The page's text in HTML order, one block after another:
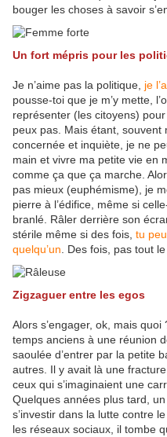
bouger les choses à savoir
Un fort mépris pour les
Je n’aime pas la politique, je
pousse-toi que je m’y mette,
représenter (les citoyens)
peux pas. Mais étant,
concernée et inquiète, je ne
main et vivre ma petite vie en
comme ça que ça marche.
pas mieux (euphémisme), je
pierre à l’édifice, même si
branlé. Râler derrière son
stérile même si des fois, tu
quelqu’un . Des fois, pas tout
Zigzaguer entre les egos
Alors s’engager, ok, mais
temps anciens à une réunion
saoulée d’entrer par la petite
autres. Il y avait là une
ceux qui s’imaginaient une
Quelques années plus tard,
s’investir dans la lutte contre
les réseaux sociaux, il tombe